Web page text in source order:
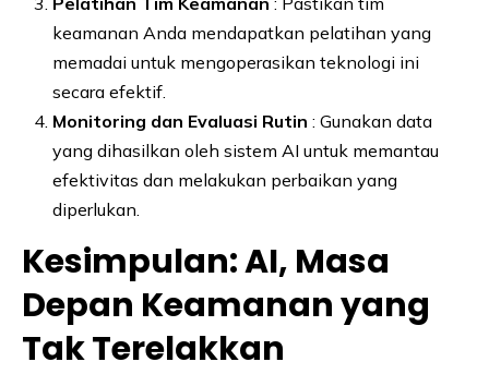
keamanan Anda mendapatkan pelatihan yang
memadai untuk mengoperasikan teknologi ini
secara efektif.
Monitoring dan Evaluasi Rutin : Gunakan data
yang dihasilkan oleh sistem AI untuk memantau
efektivitas dan melakukan perbaikan yang
diperlukan.
Kesimpulan: AI, Masa
Depan Keamanan yang
Tak Terelakkan